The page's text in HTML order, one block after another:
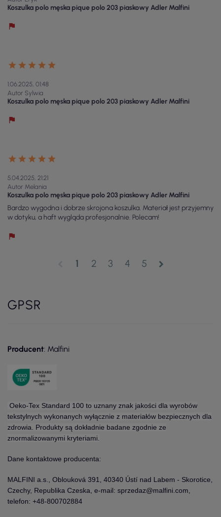
Koszulka polo męska pique polo 203 piaskowy Adler Malfini
1.06.2025, 01:48
Autor Sylwia
Koszulka polo męska pique polo 203 piaskowy Adler Malfini
5.04.2025, 21:21
Autor Melania
Koszulka polo męska pique polo 203 piaskowy Adler Malfini
Bardzo wygodna i dobrze skrojona koszulka. Materiał jest przyjemny
w dotyku, a haft wygląda profesjonalnie. Polecam!
1 2 3 4 5 chevron_right
GPSR
Producent: Malfini
Oeko-Tex Standard 100 to uznany znak jakości dla wyrobów
tekstylnych wykonanych wyłącznie z materiałów bezpiecznych dla
zdrowia. Produkty są dokładnie badane zgodnie ze
znormalizowanymi kryteriami.
Dane kontaktowe producenta:
MALFINI a.s., Oblouková 391, 40340 Ústí nad Labem - Skorotice,
Czechy, Republika Czeska, e-mail: sprzedaz@malfini.com,
telefon: +48-800702884